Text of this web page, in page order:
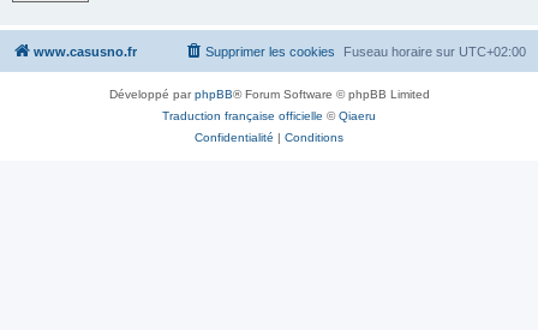
www.casusno.fr Fuseau horaire sur UTC+02:00
Supprimer les cookies
Développé parphpBB® Forum Software © phpBB Limited
Traduction française officielle ©Qiaeru
Confidentialité | Conditions